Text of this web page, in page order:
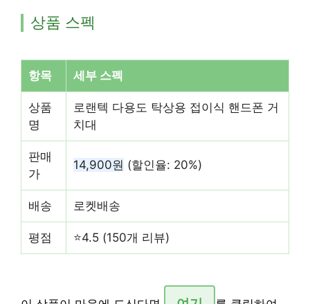
상품 스펙
항목 세부 스펙
상품
명
로랜텍 다용도 탁상용 접이식 핸드폰 거
치대
판매
가
14,900원 (할인율: 20%)
배송 로켓배송
평점 ⭐4.5 (150개 리뷰)